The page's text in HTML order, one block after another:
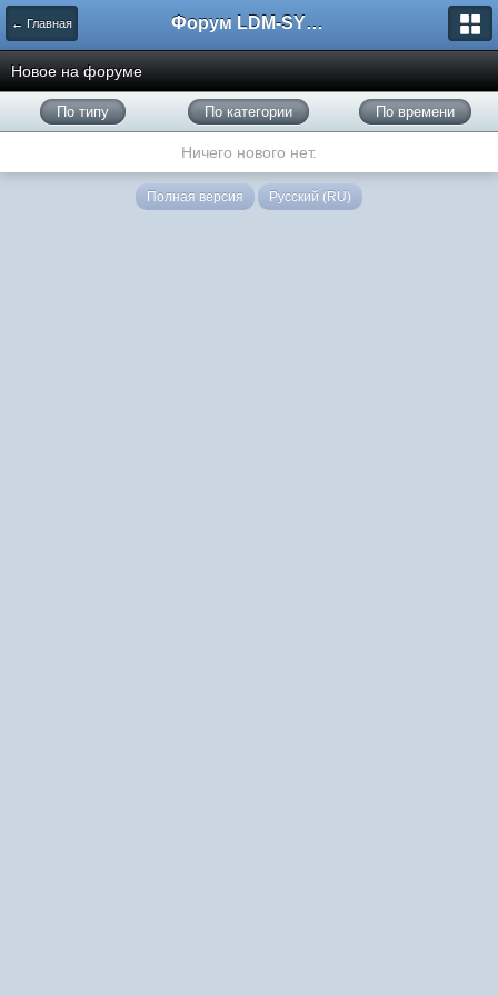
← Главная Форум LDM-SYSTEMS
Новое на форуме
По типу По категории По времени
Ничего нового нет.
Полная версия Русский (RU)